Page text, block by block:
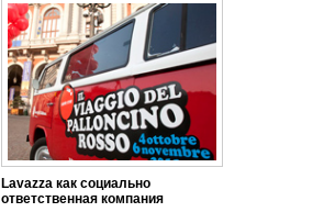
Lavazza как социально
ответственная компания